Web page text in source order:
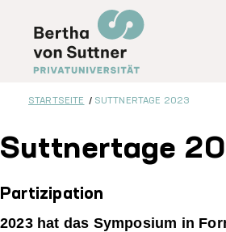
Inhalt
STARTSEITE SUTTNERTAGE 2023
Suttnertage
Partizipation
2023 hat das Symposium in